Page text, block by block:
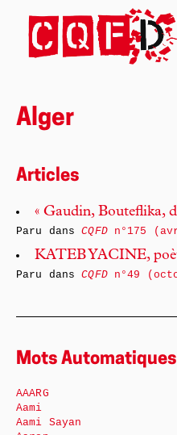
Alger
Articles
« Gaudin, Bouteflika,
Paru dansCQFDn°175
KATEB YACINE,
Paru dansCQFDn°49
Mots Automatiques
AAARG
Aami
Aami Sayan